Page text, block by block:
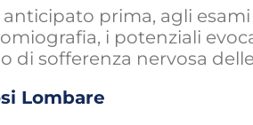
anticipato prima, agli
i potenziali
di sofferenza nervosa
Lombare